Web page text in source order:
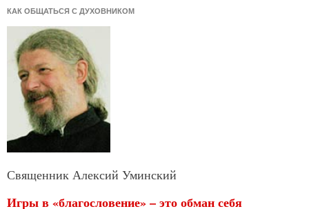
КАК ОБЩАТЬСЯ С ДУХОВНИКОМ
Священник Алексий Уминский
Игры в «благословение» – это обман себя